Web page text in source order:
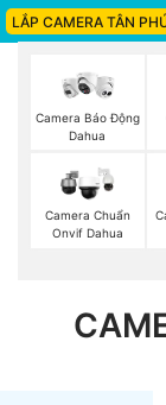
LẮP CAMERA TÂN
Camera Báo Động
Dahua
Camera Chuẩn
Onvif Dahua